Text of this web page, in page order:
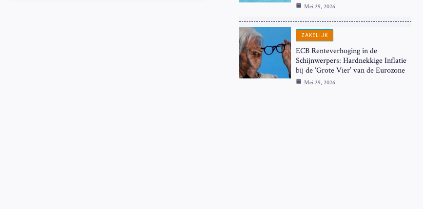
Mei 29, 2026
ZAKELIJK
ECB Renteverhoging in de
Schijnwerpers: Hardnekkige Inflatie
bij de ‘Grote Vier’ van de Eurozone
Mei 29, 2026